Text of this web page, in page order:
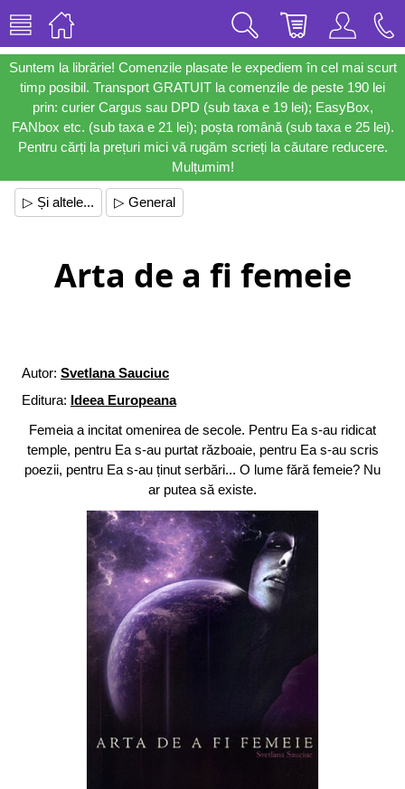
Suntem la librărie! Comenzile plasate le expediem în cel mai scurt
timp posibil. Transport GRATUIT la comenzile de peste 190 lei
prin: curier Cargus sau DPD (sub taxa e 19 lei); EasyBox,
FANbox etc. (sub taxa e 21 lei); poșta română (sub taxa e 25 lei).
Pentru cărți la prețuri mici vă rugăm scrieți la căutare reducere.
Mulțumim!
▷ Și altele... ▷ General
Arta de a fi femeie
Autor: Svetlana Sauciuc
Editura: Ideea Europeana
Femeia a incitat omenirea de secole. Pentru Ea s-au ridicat
temple, pentru Ea s-au purtat războaie, pentru Ea s-au scris
poezii, pentru Ea s-au ținut serbări... O lume fără femeie? Nu
ar putea să existe.